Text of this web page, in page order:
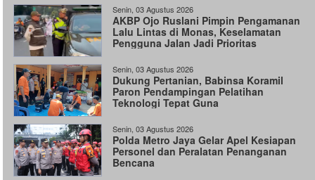
Senin, 03 Agustus 2026
AKBP Ojo Ruslani Pimpin Pengamanan
Lalu Lintas di Monas, Keselamatan
Pengguna Jalan Jadi Prioritas
Senin, 03 Agustus 2026
Dukung Pertanian, Babinsa Koramil
Paron Pendampingan Pelatihan
Teknologi Tepat Guna
Senin, 03 Agustus 2026
Polda Metro Jaya Gelar Apel Kesiapan
Personel dan Peralatan Penanganan
Bencana